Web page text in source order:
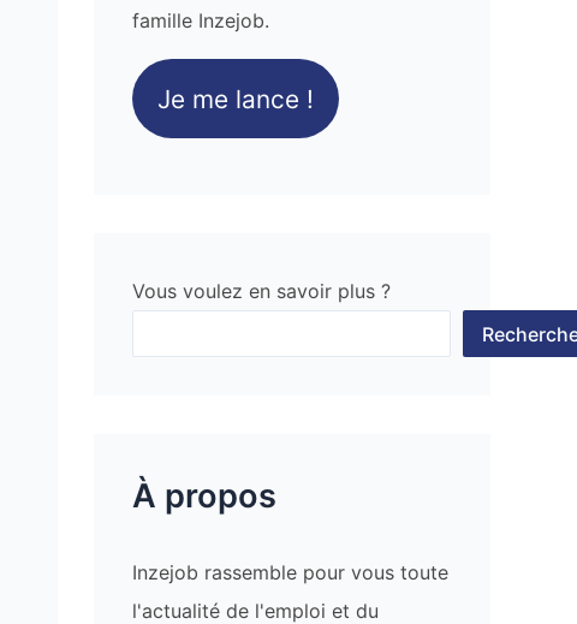
famille Inzejob.
Je me lance !
Vous voulez en savoir plus ?
À propos
Inzejob rassemble pour vous toute
l'actualité de l'emploi et du